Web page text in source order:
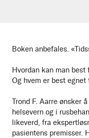
Boken anbefales.
Hvordan kan man
Og hvem er best egnet
Trond F. Aarre ønsker
helsevern og i
likeverd, fra
pasientens premisser.